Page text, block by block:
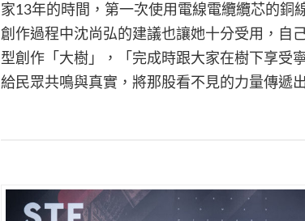
家13年的時間，第一次使用電線電纜纜芯的銅
創作過程中沈尚弘的建議也讓她十分受用，自
型創作「大樹」，「完成時跟大家在樹下享受
給民眾共鳴與真實，將那股看不見的力量傳遞